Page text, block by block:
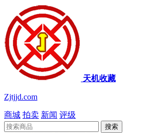
天机收藏
Zjtjjd.com
商城 拍卖 新闻 评级
搜索